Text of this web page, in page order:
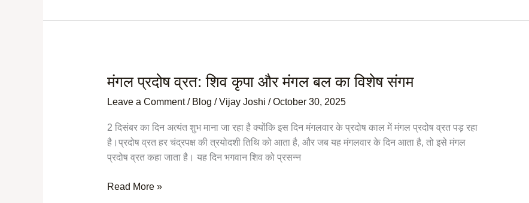
मंगल प्रदोष व्रत: शिव कृपा और मंगल बल का विशेष संगम
Leave a Comment / Blog /Vijay Joshi /October 30, 2025
2 दिसंबर का दिन अत्यंत शुभ माना जा रहा है क्योंकि इस दिन मंगलवार के प्रदोष काल में मंगल प्रदोष व्रत पड़ रहा
है।प्रदोष व्रत हर चंद्रपक्ष की त्रयोदशी तिथि को आता है, और जब यह मंगलवार के दिन आता है, तो इसे मंगल
प्रदोष व्रत कहा जाता है। यह दिन भगवान शिव को प्रसन्न
मंगल
शिव
कृपा
और
बल
Read More »